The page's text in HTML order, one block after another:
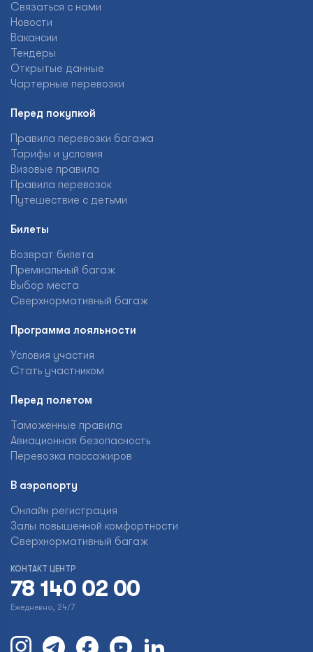
Связаться с нами
Новости
Вакансии
Тендеры
Открытые данные
Чартерные перевозки
Перед покупкой
Правила перевозки багажа
Тарифы и условия
Визовые правила
Правила перевозок
Путешествие с детьми
Билеты
Возврат билета
Премиальный багаж
Выбор места
Сверхнормативный багаж
Программа лояльности
Условия участия
Стать участником
Перед полетом
Таможенные правила
Авиационная безопасность
Перевозка пассажиров
В аэропорту
Онлайн регистрация
Залы повышенной комфортности
Сверхнормативный багаж
КОНТАКТ ЦЕНТР
78 140 02 00
Ежедневно, 24/7